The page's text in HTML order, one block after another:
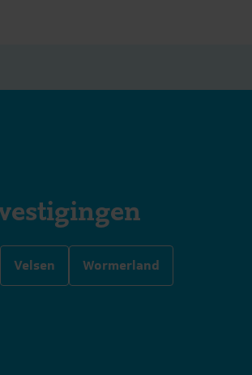
Velsen Wormerland